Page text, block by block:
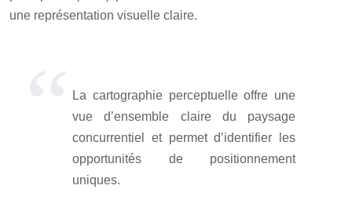
une représentation visuelle claire.
La cartographie perceptuelle offre une
vue d’ensemble claire du paysage
concurrentiel et permet d’identifier les
opportunités de positionnement
uniques.